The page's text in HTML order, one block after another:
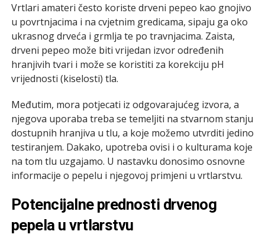
Vrtlari amateri često koriste drveni pepeo kao gnojivo
u povrtnjacima i na cvjetnim gredicama, sipaju ga oko
ukrasnog drveća i grmlja te po travnjacima. Zaista,
drveni pepeo može biti vrijedan izvor određenih
hranjivih tvari i može se koristiti za korekciju pH
vrijednosti (kiselosti) tla.
Međutim, mora potjecati iz odgovarajućeg izvora, a
njegova uporaba treba se temeljiti na stvarnom stanju
dostupnih hranjiva u tlu, a koje možemo utvrditi jedino
testiranjem. Dakako, upotreba ovisi i o kulturama koje
na tom tlu uzgajamo. U nastavku donosimo osnovne
informacije o pepelu i njegovoj primjeni u vrtlarstvu.
Potencijalne prednosti drvenog
pepela u vrtlarstvu